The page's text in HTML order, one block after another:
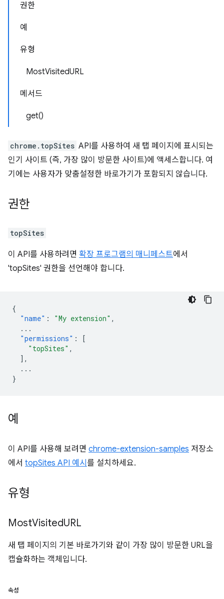
권한
예
유형
MostVisitedURL
메서드
get()
chrome.topSites API를 사용하여 새 탭 페이지에 표시되는
인기 사이트 (즉, 가장 많이 방문한 사이트)에 액세스합니다. 여
기에는 사용자가 맞춤설정한 바로가기가 포함되지 않습니다.
권한
topSites
이 API를 사용하려면 확장 프로그램의 매니페스트에서
'topSites' 권한을 선언해야 합니다.
{
"name" : "My extension" ,
...
"permissions" :
[
"topSites" ,
],
...
}
예
이 API를 사용해 보려면 chrome-extension-samples 저장소
에서 topSites API 예시 를 설치하세요.
유형
MostVisitedURL
새 탭 페이지의 기본 바로가기와 같이 가장 많이 방문한 URL을
캡슐화하는 객체입니다.
속성